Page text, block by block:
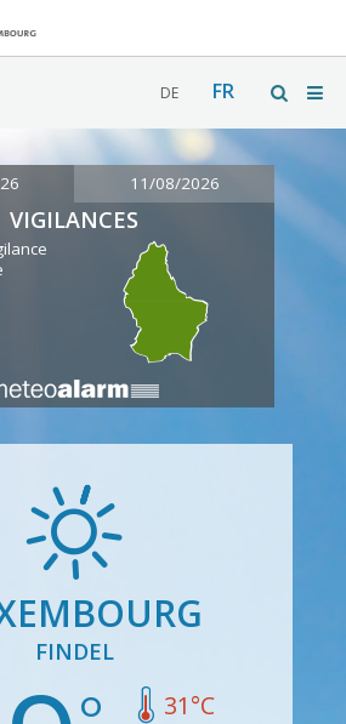
DE FR
11/08/2026
VIGILANCES
FINDEL
31°C